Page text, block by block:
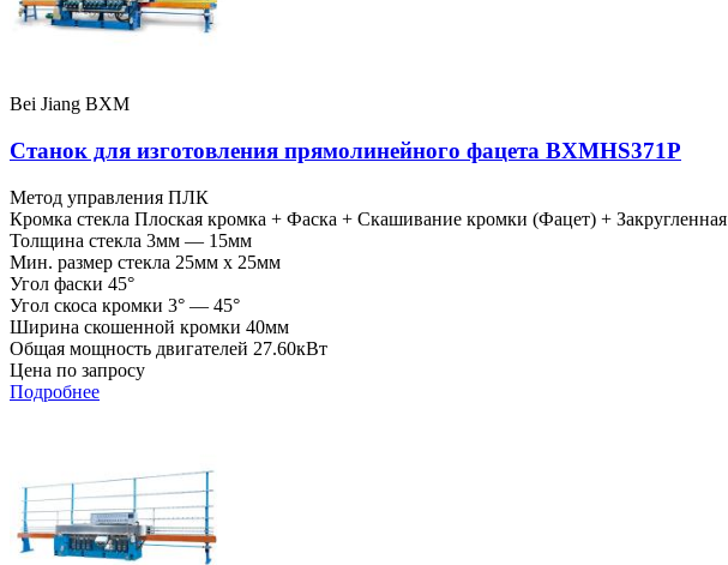
Bei Jiang BXM
Станок для изготовления прямолинейного фацета BXMHS371P
Метод управления ПЛК
Кромка стекла Плоская кромка + Фаска + Скашивание кромки (Фацет) +
Толщина стекла 3мм — 15мм
Мин. размер стекла 25мм x 25мм
Угол фаски 45°
Угол скоса кромки 3° — 45°
Ширина скошенной кромки 40мм
Общая мощность двигателей 27.60кВт
Цена по запросу
Подробнее